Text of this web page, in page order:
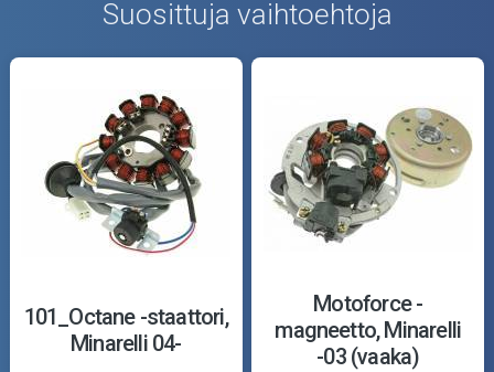
Suosittuja vaihtoehtoja
101_Octane -staattori,
Minarelli 04-
Motoforce -
magneetto, Minarelli
-03 (vaaka)